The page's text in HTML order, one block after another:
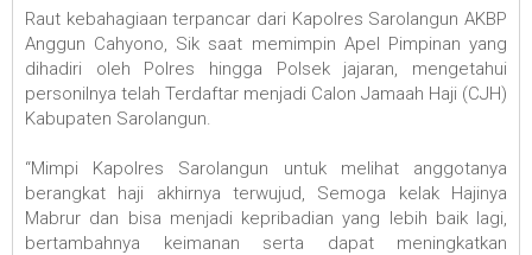
Raut kebahagiaan terpancar dari Kapolres Sarolangun AKBP
Anggun Cahyono, Sik saat memimpin Apel Pimpinan yang
dihadiri oleh Polres hingga Polsek jajaran, mengetahui
personilnya telah Terdaftar menjadi Calon Jamaah Haji (CJH)
Kabupaten Sarolangun.
“Mimpi Kapolres Sarolangun untuk melihat anggotanya
berangkat haji akhirnya terwujud, Semoga kelak Hajinya
Mabrur dan bisa menjadi kepribadian yang lebih baik lagi,
bertambahnya keimanan serta dapat meningkatkan